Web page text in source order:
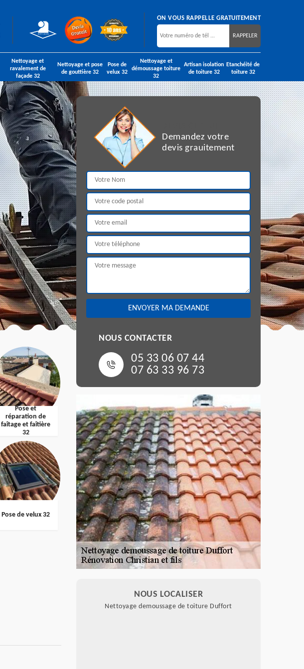
ON VOUS RAPPELLE GRATUITEMENT
Nettoyage et
ravalement de
façade 32
Nettoyage et pose
de gouttière 32
Pose de
velux 32
Nettoyage et
démoussage toiture
32
Artisan isolation
de toiture 32
Etanchéité de
toiture 32
Pose et
réparation de
faîtage et faîtière
32
Pose de velux 32
Demandez votre
devis grauitement
NOUS CONTACTER
05 33 06 07 44
07 63 33 96 73
NOUS LOCALISER
Nettoyage demoussage de toiture Duffort